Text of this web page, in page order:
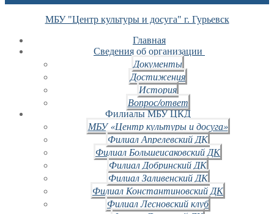
МБУ "Центр культуры и досуга" г. Гурьевск
Главная
Сведения об организации
Документы
Достижения
История
Вопрос/ответ
Филиалы МБУ ЦКД
МБУ «Центр культуры и досуга»
Филиал Апрелевский ДК
Филиал Большеисаковский ДК
Филиал Добринский ДК
Филиал Заливенский ДК
Филиал Константиновский ДК
Филиал Лесновский клуб